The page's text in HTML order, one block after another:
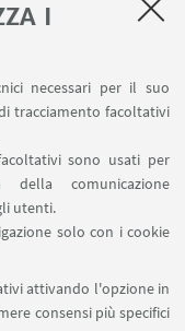
I
necessari per il suo
tracciamento facoltativi
sono usati per
della comunicazione
utenti.
solo con i cookie
attivando l'opzione in
consensi più specifici
SU: